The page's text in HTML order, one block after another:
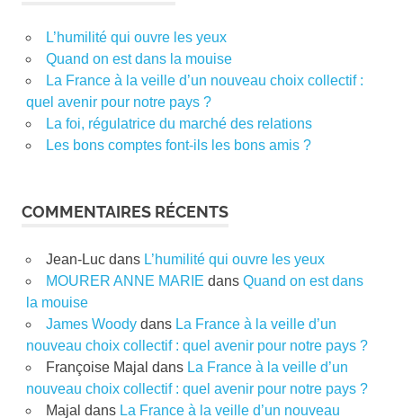
L’humilité qui ouvre les yeux
Quand on est dans la mouise
La France à la veille d’un nouveau choix collectif :
quel avenir pour notre pays ?
La foi, régulatrice du marché des relations
Les bons comptes font-ils les bons amis ?
COMMENTAIRES RÉCENTS
Jean-Lucdans L’humilité qui ouvre les yeux
MOURER ANNE MARIE dans Quand on est dans
la mouise
James Woodydans La France à la veille d’un
nouveau choix collectif : quel avenir pour notre pays ?
Françoise Majal dans La France à la veille d’un
nouveau choix collectif : quel avenir pour notre pays ?
Majal dans La France à la veille d’un nouveau